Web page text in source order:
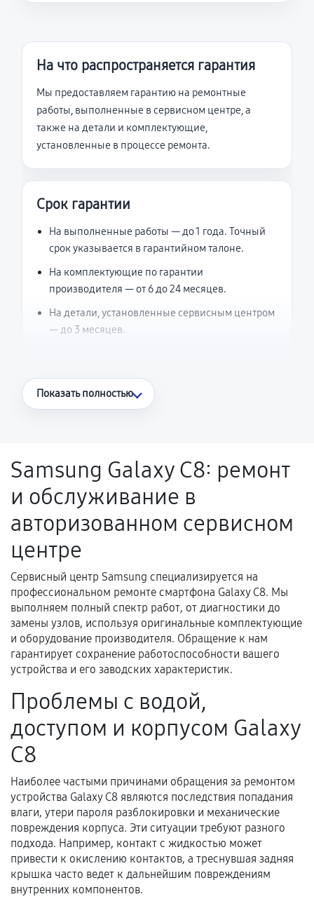
На что распространяется гарантия
Мы предоставляем гарантию на ремонтные
работы, выполненные в сервисном центре, а
также на детали и комплектующие,
установленные в процессе ремонта.
Срок гарантии
На выполненные работы — до 1 года. Точный
срок указывается в гарантийном талоне.
На комплектующие по гарантии
производителя — от 6 до 24 месяцев.
На детали, установленные сервисным центром
— до 3 месяцев.
Что считается гарантийным случаем
Поломка установленной детали при
нормальной эксплуатации в течение
гарантийного срока.
Несоответствие комплектующей заявленным
техническим характеристикам.
Документы для подтверждения
гарантии
Гарантийный талон.
Акт выполненных работ с датой, перечнем
услуг и сроком гарантии.
Документы на установленные комплектующие
и кассовый чек.
Расширенная гарантия
В некоторых случаях возможно оформление
расширенной гарантии. Стоимость, сроки и
условия продления согласовываются отдельно и
фиксируются в документах.
Показать полностью
Samsung Galaxy C8: ремонт
и обслуживание в
авторизованном сервисном
центре
Сервисный центр Samsung специализируется на
профессиональном ремонте смартфона Galaxy C8. Мы
выполняем полный спектр работ, от диагностики до
замены узлов, используя оригинальные комплектующие
и оборудование производителя. Обращение к нам
гарантирует сохранение работоспособности вашего
устройства и его заводских характеристик.
Проблемы с водой,
доступом и корпусом Galaxy
C8
Наиболее частыми причинами обращения за ремонтом
устройства Galaxy C8 являются последствия попадания
влаги, утери пароля разблокировки и механические
повреждения корпуса. Эти ситуации требуют разного
подхода. Например, контакт с жидкостью может
привести к окислению контактов, а треснувшая задняя
крышка часто ведет к дальнейшим повреждениям
внутренних компонентов.